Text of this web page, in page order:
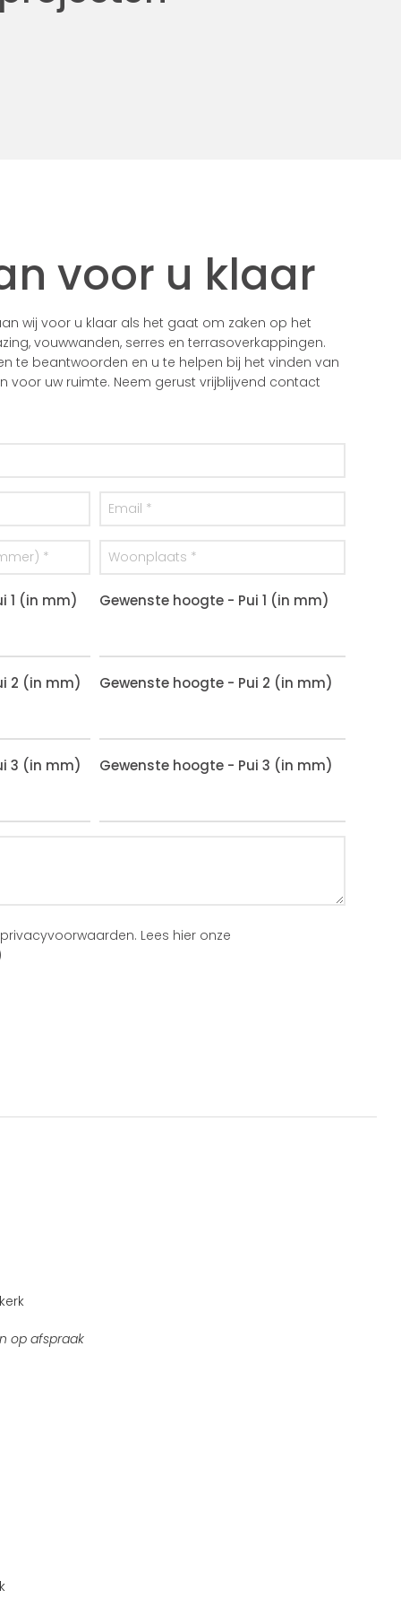
voor u klaar
wij voor u klaar als het gaat om zaken op het
vouwwanden, serres en terrasoverkappingen.
te beantwoorden en u te helpen bij het vinden van
voor uw ruimte. Neem gerust vrijblijvend contact
1 (in mm) Gewenste hoogte - Pui 1 (in mm)
2 (in mm) Gewenste hoogte - Pui 2 (in mm)
3 (in mm) Gewenste hoogte - Pui 3 (in mm)
Lees hier onze
op afspraak